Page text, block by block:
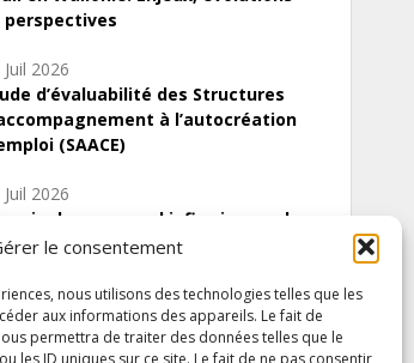
le consentement
nous utilisons des technologies telles que les
aux informations des appareils. Le fait de
permettra de traiter des données telles que le
les ID uniques sur ce site. Le fait de ne pas consentir
perspectives
Juil 2026
d’évaluabilité des Structures
à l’autocréation
(SAACE)
Juil 2026
du personnel infirmier :quels
d’offre de soins pour